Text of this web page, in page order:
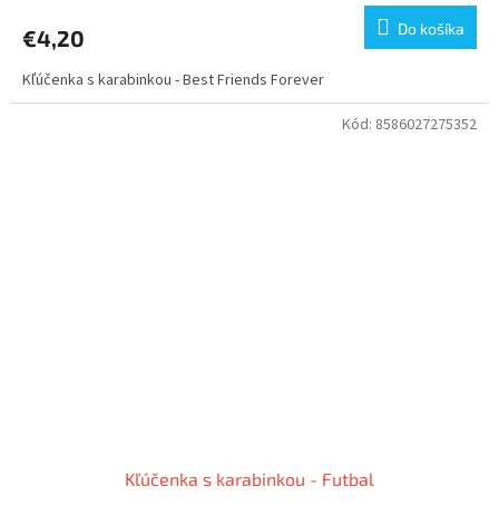
€4,20 Do košíka
Kľúčenka s karabinkou - Best Friends Forever
Kľúčenka s karabinkou - Futbal
Kód: 8586027275352